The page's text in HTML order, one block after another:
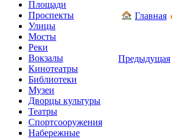
Площади
Проспекты
Улицы
Мосты
Реки
Вокзалы
Кинотеатры
Библиотеки
Музеи
Дворцы культуры
Театры
Спортсооружения
Набережные
Главная
Предыдущая